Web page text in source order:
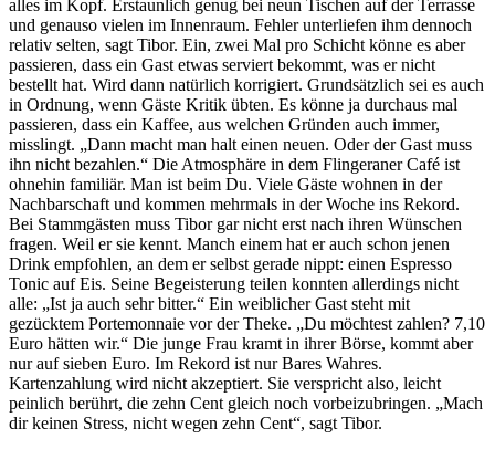
alles im Kopf. Erstaunlich genug bei neun Tischen auf der Terrasse
und genauso vielen im Innenraum. Fehler unterliefen ihm dennoch
relativ selten, sagt Tibor. Ein, zwei Mal pro Schicht könne es aber
passieren, dass ein Gast etwas serviert bekommt, was er nicht
bestellt hat. Wird dann natürlich korrigiert. Grundsätzlich sei es auch
in Ordnung, wenn Gäste Kritik übten. Es könne ja durchaus mal
passieren, dass ein Kaffee, aus welchen Gründen auch immer,
misslingt. „Dann macht man halt einen neuen. Oder der Gast muss
ihn nicht bezahlen.“ Die Atmosphäre in dem Flingeraner Café ist
ohnehin familiär. Man ist beim Du. Viele Gäste wohnen in der
Nachbarschaft und kommen mehrmals in der Woche ins Rekord.
Bei Stammgästen muss Tibor gar nicht erst nach ihren Wünschen
fragen. Weil er sie kennt. Manch einem hat er auch schon jenen
Drink empfohlen, an dem er selbst gerade nippt: einen Espresso
Tonic auf Eis. Seine Begeisterung teilen konnten allerdings nicht
alle: „Ist ja auch sehr bitter.“ Ein weiblicher Gast steht mit
gezücktem Portemonnaie vor der Theke. „Du möchtest zahlen? 7,10
Euro hätten wir.“ Die junge Frau kramt in ihrer Börse, kommt aber
nur auf sieben Euro. Im Rekord ist nur Bares Wahres.
Kartenzahlung wird nicht akzeptiert. Sie verspricht also, leicht
peinlich berührt, die zehn Cent gleich noch vorbeizubringen. „Mach
dir keinen Stress, nicht wegen zehn Cent“, sagt Tibor.